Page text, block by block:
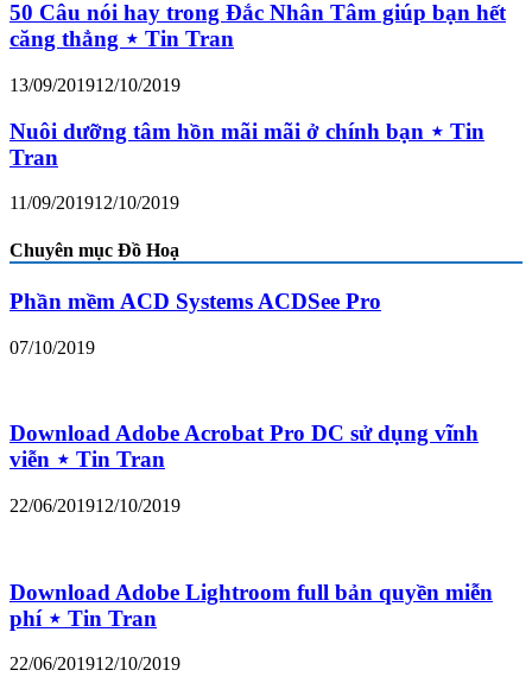
50 Câu nói hay trong Đắc Nhân Tâm giúp bạn hết
căng thẳng ⋆ Tin Tran
13/09/201912/10/2019
Nuôi dưỡng tâm hồn mãi mãi ở chính bạn ⋆ Tin
Tran
11/09/201912/10/2019
Chuyên mục Đồ Hoạ
Phần mềm ACD Systems ACDSee Pro
07/10/2019
Download Adobe Acrobat Pro DC sử dụng vĩnh
viễn ⋆ Tin Tran
22/06/201912/10/2019
Download Adobe Lightroom full bản quyền miễn
phí ⋆ Tin Tran
22/06/201912/10/2019